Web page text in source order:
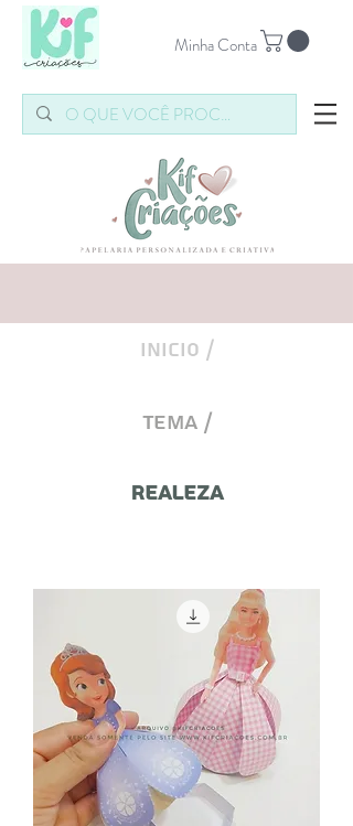
Minha Conta
INICIO /
Tema /
Realeza